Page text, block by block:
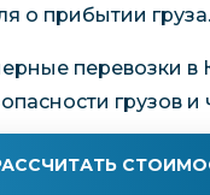
о прибытии груза.
перевозки
грузов